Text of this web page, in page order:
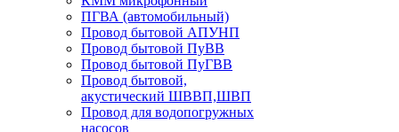
ПГВА (автомобильный)
Провод бытовой АПУНП
Провод бытовой ПуВВ
Провод бытовой ПуГВВ
Провод бытовой,
акустический ШВВП,ШВП
Провод для водопогружных
насосов